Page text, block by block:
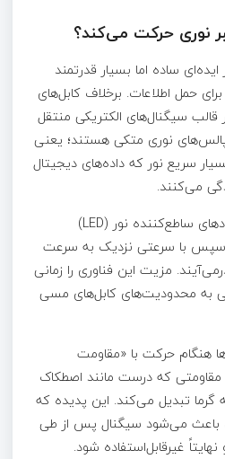
نوری حرکت می‌کند؟
ساده اما بسیار قدرتمند
حمل اطلاعات. برخلاف کابل‌های
سیگنال‌های الکتریکی منتقل
نوری متکی هستند؛ یعنی
سریع نور که داده‌های دیجیتال
می‌کنند.
پالس‌ها توسط لیزرها یا دیودهای ساطع‌کننده نور (LED)
با سرعتی نزدیک به سرعت
مزیت این فناوری را زمانی
به محدودیت‌های کابل‌های مسی
هنگام حرکت با «مقاومت
مقاومتی که درست مانند اصطکاک
گرما تبدیل می‌کند. این پدیده که
باعث می‌شود سیگنال پس از طی
غیرقابل‌استفاده شود.